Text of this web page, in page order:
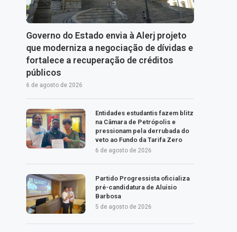
Governo do Estado envia à Alerj projeto
que moderniza a negociação de dívidas e
fortalece a recuperação de créditos
públicos
6 de agosto de 2026
Entidades estudantis fazem blitz
na Câmara de Petrópolis e
pressionam pela derrubada do
veto ao Fundo da Tarifa Zero
6 de agosto de 2026
Partido Progressista oficializa
pré-candidatura de Aluísio
Barbosa
5 de agosto de 2026